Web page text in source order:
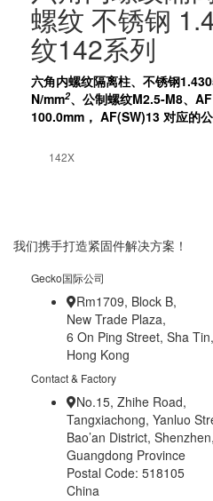
螺纹 不锈钢
纹142系列
六角内螺纹隔离柱、不锈钢
N/mm2、公制螺纹M2.5-M8、
100.0mm， AF(SW)13 对应的
142X
我们携手打造紧固件解决方案！
Gecko国际公司
Rm1709, Block B,
New Trade Plaza,
6 On Ping Street, Sha Tin,
Hong Kong
Contact & Factory
No.15, Zhihe Road,
Tangxiachong, Yanluo
Bao’an District, Shenzhen,
Guangdong Province
Postal Code: 518105
China